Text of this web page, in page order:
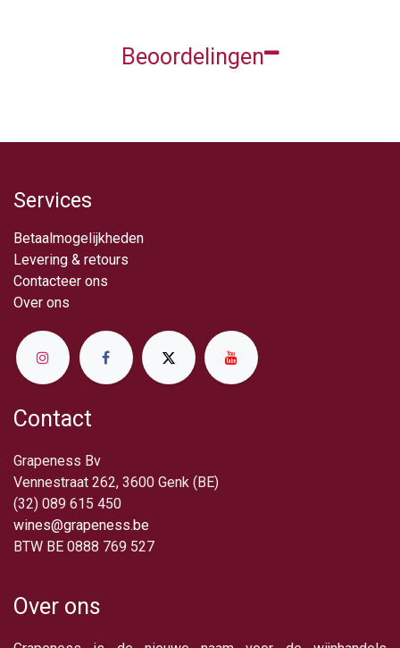
Beoordelingen
Services
Betaalmogelijkheden
Levering & retou​rs
Contacteer ons
Over ​ons
Contact
Grapeness Bv
Vennestraat 262, 3600 Genk (BE)
(32) 089 615 450
wines@grapeness.be
BTW BE 0888 769 527
Over ons